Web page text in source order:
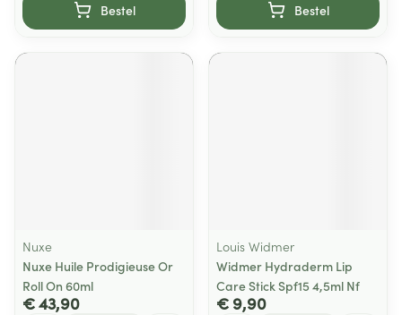
Bestel Bestel
Nuxe
Nuxe Huile Prodigieuse Or
Roll On 60ml
€ 43,90
Louis Widmer
Widmer Hydraderm Lip
Care Stick Spf15 4,5ml Nf
€ 9,90